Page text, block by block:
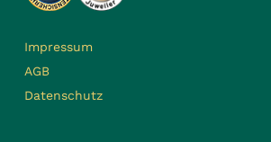
Impressum
AGB
Datenschutz